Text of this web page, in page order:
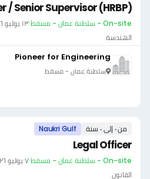
/ Senior Supervisor (HRBP)
On-site - سلطنة عمان - مسقط ·١٣ يوليو ٢٠٢٦
الهندسة
Pioneer for Engineering
سلطنة عمان - مسقط
من ٠ إلى ٠ سنة Naukri Gulf
Legal Officer
On-site - سلطنة عمان - مسقط ·٧ يوليو ٢٠٢٦
القانون